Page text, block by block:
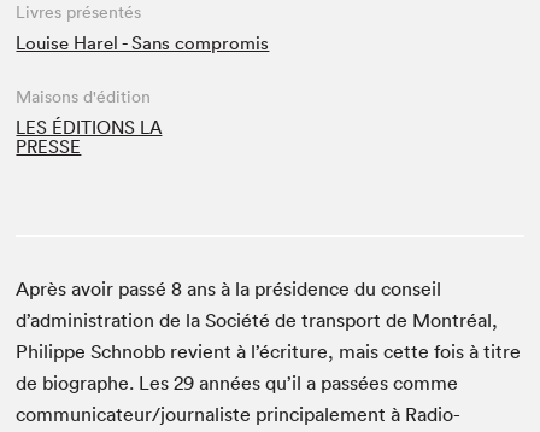
Livres présentés
Louise Harel - Sans compromis
Maisons d'édition
LES ÉDITIONS LA
PRESSE
Après avoir passé 8 ans à la présidence du conseil
d’administration de la Société de transport de Montréal,
Philippe Schnobb revient à l’écriture, mais cette fois à titre
de biographe. Les 29 années qu’il a passées comme
communicateur/journaliste principalement à Radio-